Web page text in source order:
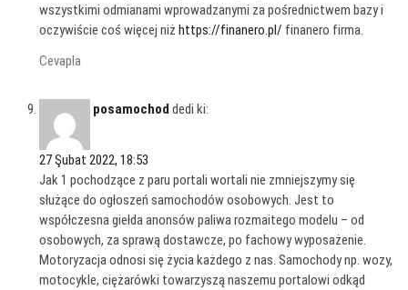
wszystkimi odmianami wprowadzanymi za pośrednictwem bazy i
oczywiście coś więcej niż https://finanero.pl/ finanero firma.
Cevapla
posamochod dedi ki:
27 Şubat 2022, 18:53
Jak 1 pochodzące z paru portali wortali nie zmniejszymy się
służące do ogłoszeń samochodów osobowych. Jest to
współczesna giełda anonsów paliwa rozmaitego modelu – od
osobowych, za sprawą dostawcze, po fachowy wyposażenie.
Motoryzacja odnosi się życia każdego z nas. Samochody np. wozy,
motocykle, ciężarówki towarzyszą naszemu portalowi odkąd